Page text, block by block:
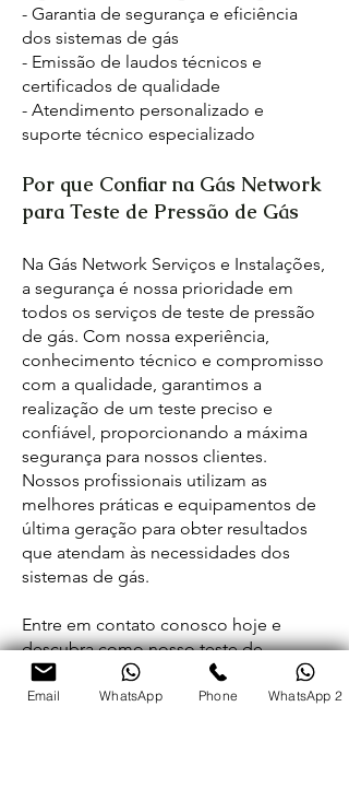
- Garantia de segurança e eficiência
dos sistemas de gás
- Emissão de laudos técnicos e
certificados de qualidade
- Atendimento personalizado e
suporte técnico especializado
Por que Confiar na Gás Network
para Teste de Pressão de Gás
Na Gás Network Serviços e Instalações,
a segurança é nossa prioridade em
todos os serviços de teste de pressão
de gás. Com nossa experiência,
conhecimento técnico e compromisso
com a qualidade, garantimos a
realização de um teste preciso e
confiável, proporcionando a máxima
segurança para nossos clientes.
Nossos profissionais utilizam as
melhores práticas e equipamentos de
última geração para obter resultados
que atendam às necessidades dos
sistemas de gás.
Entre em contato conosco hoje e
descubra como nosso teste de
pressão de gás pode garantir a
segurança e o funcionamento eficiente
Email WhatsApp Phone WhatsApp 2
WhatsApp